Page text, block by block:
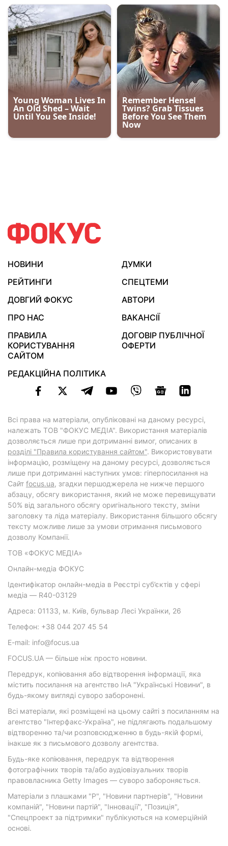
НОВИНИ
ДУМКИ
РЕЙТИНГИ
СПЕЦТЕМИ
ДОВГИЙ ФОКУС
АВТОРИ
ПРО НАС
ВАКАНСІЇ
ПРАВИЛА
КОРИСТУВАННЯ
САЙТОМ
ДОГОВІР ПУБЛІЧНОЇ
ОФЕРТИ
РЕДАКЦІЙНА ПОЛІТИКА
Всі права на матеріали, опубліковані на даному ресурсі,
належать ТОВ "ФОКУС МЕДІА". Використання матеріалів
дозволяється лише при дотриманні вимог, описаних в
розділі "Правила користування сайтом". Використовувати
інформацію, розміщену на даному ресурсі, дозволяється
лише при дотриманні наступних умов: гіперпосилання на
Cайт focus.ua, згадки першоджерела не нижче першого
абзацу, обсягу використання, який не може перевищувати
50% від загального обсягу оригінального тексту, зміни
заголовку та ліда матеріалу. Використання більшого обсягу
тексту можливе лише за умови отримання письмового
дозволу Компанії.
ТОВ «ФОКУС МЕДІА»
Онлайн-медіа ФОКУС
Ідентифікатор онлайн-медіа в Реєстрі суб’єктів у сфері
медіа — R40-03129
Адреса: 01133, м. Київ, бульвар Лесі Українки, 26
Телефон: +38 044 207 45 54
E-mail: info@focus.ua
FOCUS.UA — більше ніж просто новини.
Передрук, копіювання або відтворення інформації, яка
містить посилання на агентство ІнА "Українські Новини", в
будь-якому вигляді суворо заборонені.
Всі матеріали, які розміщені на цьому сайті з посиланням на
агентство "Інтерфакс-Україна", не підлягають подальшому
відтворенню та/чи розповсюдженню в будь-якій формі,
інакше як з письмового дозволу агентства.
Будь-яке копіювання, передрук та відтворення
фотографічних творів та/або аудіовізуальних творів
правовласника Getty Images — суворо забороняється.
Матеріали з плашками "Р", "Новини партнерів", "Новини
компаній", "Новини партій", "Інновації", "Позиція",
"Спецпроект за підтримки" публікуються на комерційній
основі.